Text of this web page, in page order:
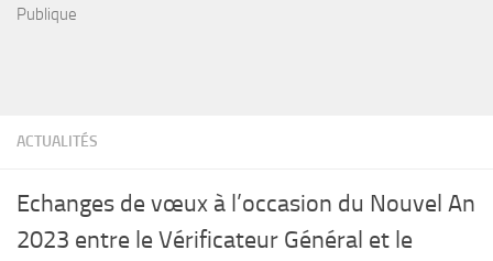
ACTUALITÉS
Echanges de vœux à l’occasion du Nouvel An
2023 entre le Vérificateur Général et le
Publique